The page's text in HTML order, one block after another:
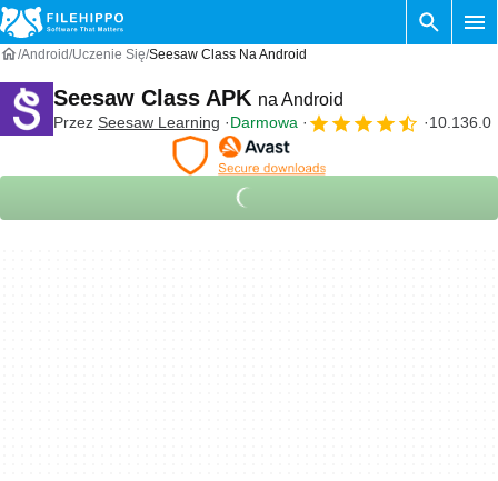
Android Uczenie Się Seesaw Class Na Android
Seesaw Class APK na Android
Przez Seesaw Learning Darmowa 10.136.0